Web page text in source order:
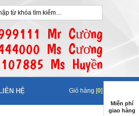
Mr Cường
Ms Cương
Ms Huyền
LIÊN HỆ Giỏ hàng [0]
Miễn phí
giao hàng